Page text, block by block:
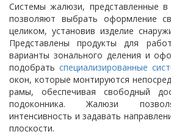
Системы жалюзи, представленные в
позволяют выбрать оформление
целиком, установив изделие
Представлены продукты для
варианты зонального деления и
подобрать специализированные
окон, которые монтируются
рамы, обеспечивая свободный
подоконника. Жалюзи
интенсивность и задавать
плоскости.